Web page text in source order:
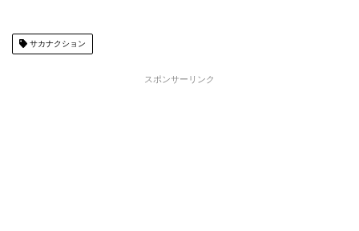
サカナクション
スポンサーリンク